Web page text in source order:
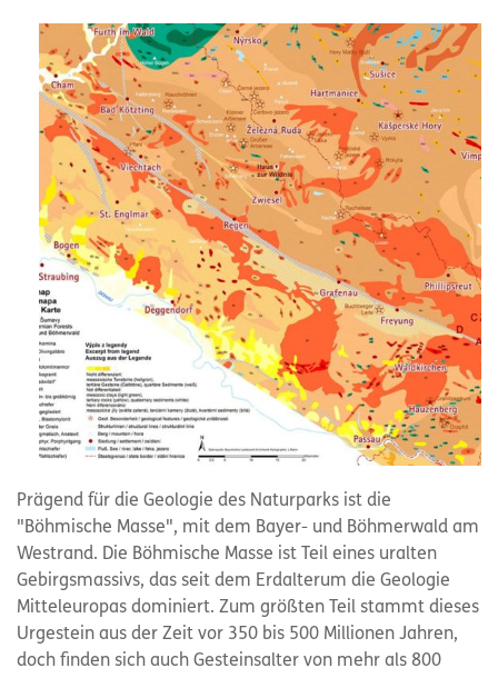
Prägend für die Geologie des Naturparks ist die
"Böhmische Masse", mit dem Bayer- und Böhmerwald am
Westrand. Die Böhmische Masse ist Teil eines uralten
Gebirgsmassivs, das seit dem Erdalterum die Geologie
Mitteleuropas dominiert. Zum größten Teil stammt dieses
Urgestein aus der Zeit vor 350 bis 500 Millionen Jahren,
doch finden sich auch Gesteinsalter von mehr als 800